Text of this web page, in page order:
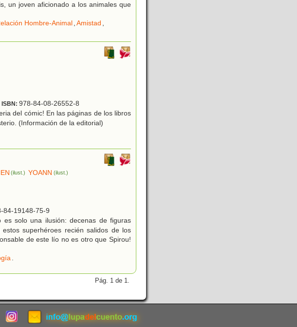
un joven aficionado a los animales que
Hombre-Animal,Amistad ,
ISBN: 978-84-08-26552-8
del cómic! En las páginas de los libros
(Información de la editorial)
(ilust.) YOANN (ilust.)
84-19148-75-9
solo una ilusión: decenas de figuras
superhéroes recién salidos de los
de este lío no es otro que Spirou!
Pág. 1 de 1.